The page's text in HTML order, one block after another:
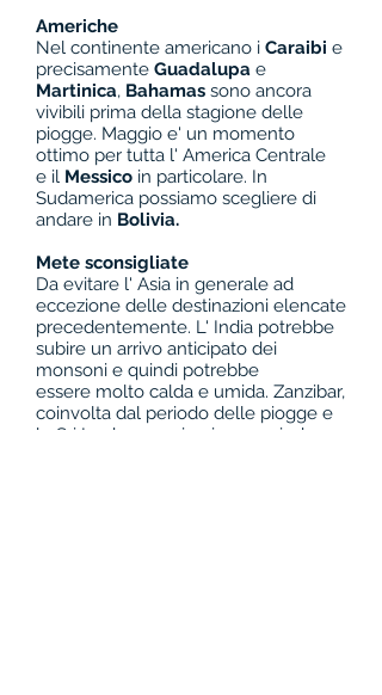
Americhe
Nel continente americano i Caraibi e
precisamente Guadalupa e
Martinica, Bahamas sono ancora
vivibili prima della stagione delle
piogge. Maggio e' un momento
ottimo per tutta l' America Centrale
e il Messico in particolare. In
Sudamerica possiamo scegliere di
andare in Bolivia.
Mete sconsigliate
Da evitare l' Asia in generale ad
eccezione delle destinazioni elencate
precedentemente. L' India potrebbe
subire un arrivo anticipato dei
monsoni e quindi potrebbe
essere molto calda e umida. Zanzibar,
coinvolta dal periodo delle piogge e
lo Sri Lanka sono in pieno periodo